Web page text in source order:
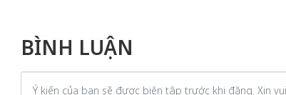
BÌNH LUẬN